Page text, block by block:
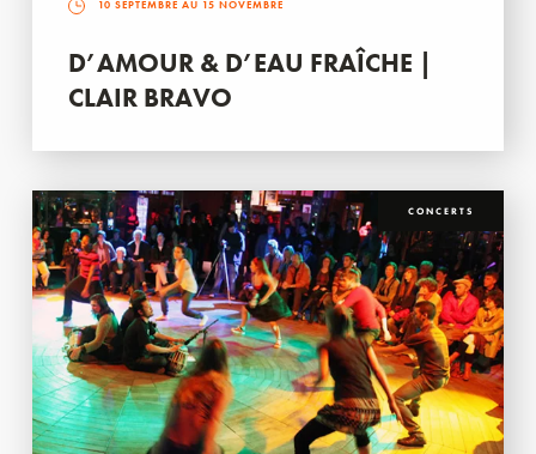
10 SEPTEMBRE AU 15 NOVEMBRE
D’AMOUR & D’EAU FRAÎCHE |
CLAIR BRAVO
CONCERTS